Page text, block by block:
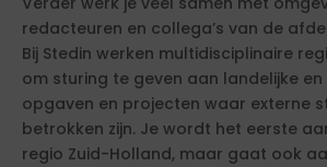
redacteuren en collega’s van de
Bij Stedin werken multidisciplinaire
om sturing te geven aan landelijke
opgaven en projecten waar externe
betrokken zijn. Je wordt het eerste
regio Zuid-Holland, maar gaat ook